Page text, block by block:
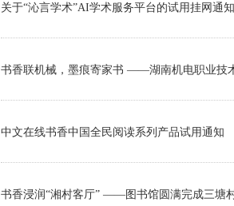
关于“沁言学术”AI学术服务平台的试用挂网通知
书香联机械，墨痕寄家书 ——湖南机电职业技
中文在线书香中国全民阅读系列产品试用通知
书香浸润“湘村客厅” ——图书馆圆满完成三塘